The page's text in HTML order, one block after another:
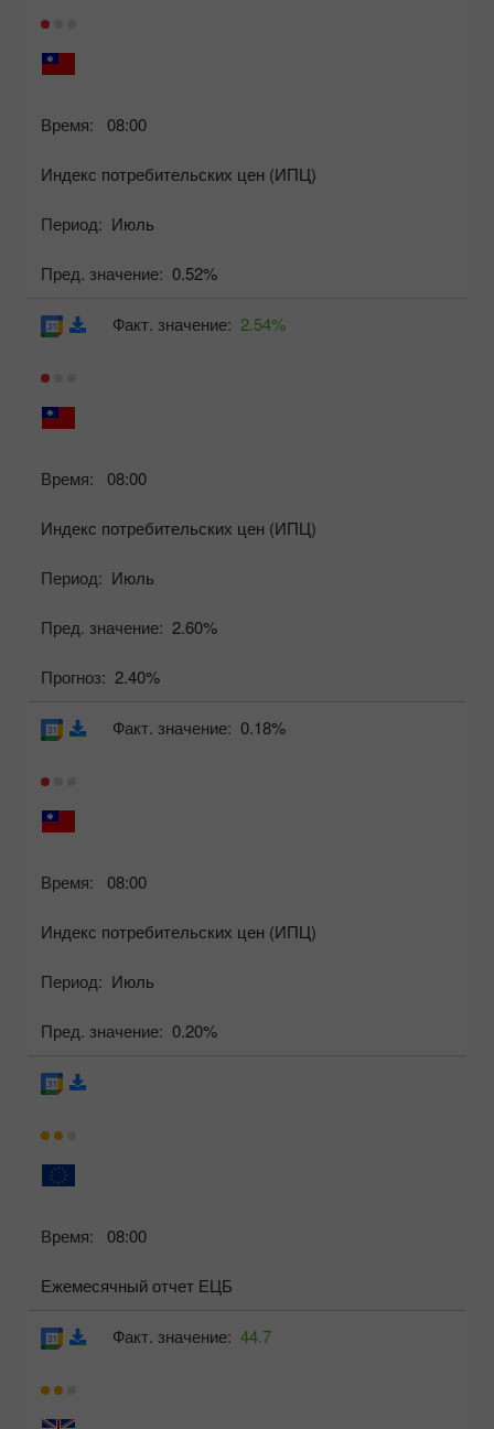
Время: 08:00
Индекс потребительских цен (ИПЦ)
Период: Июль
Пред. значение: 0.52%
Время: 08:00
Индекс потребительских цен (ИПЦ)
Период: Июль
Пред. значение: 2.60%
Прогноз: 2.40%
Факт. значение: 2.54%
Время: 08:00
Индекс потребительских цен (ИПЦ)
Период: Июль
Пред. значение: 0.20%
Факт. значение: 0.18%
Время: 08:00
Ежемесячный отчет ЕЦБ
Факт. значение: 44.7